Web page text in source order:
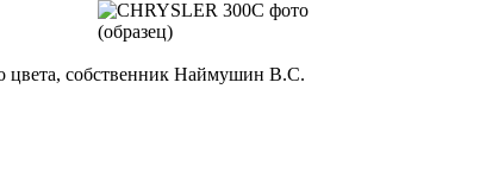
цвета, собственник Наймушин В.С.